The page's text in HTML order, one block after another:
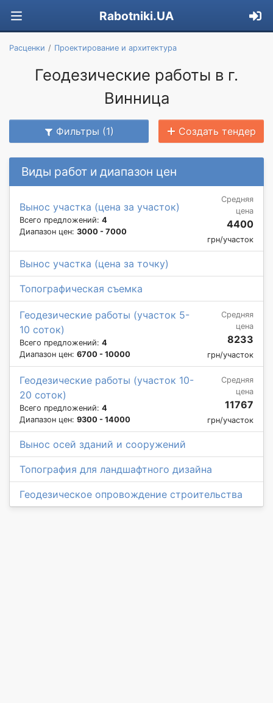
Rabotniki.UA
Расценки Проектирование и архитектура
Геодезические работы в г.
Винница
Фильтры (1) Создать тендер
Виды работ и диапазон цен
Вынос участка (цена за участок)
Всего предложений: 4
Диапазон цен: 3000 - 7000
Средняя
цена
4400
грн/участок
Вынос участка (цена за точку)
Топографическая съемка
Геодезические работы (участок 5-
10 соток)
Всего предложений: 4
Диапазон цен: 6700 - 10000
Средняя
цена
8233
грн/участок
Геодезические работы (участок 10-
20 соток)
Всего предложений: 4
Диапазон цен: 9300 - 14000
Средняя
цена
11767
грн/участок
Вынос осей зданий и сооружений
Топография для ландшафтного дизайна
Геодезическое опровождение строительства